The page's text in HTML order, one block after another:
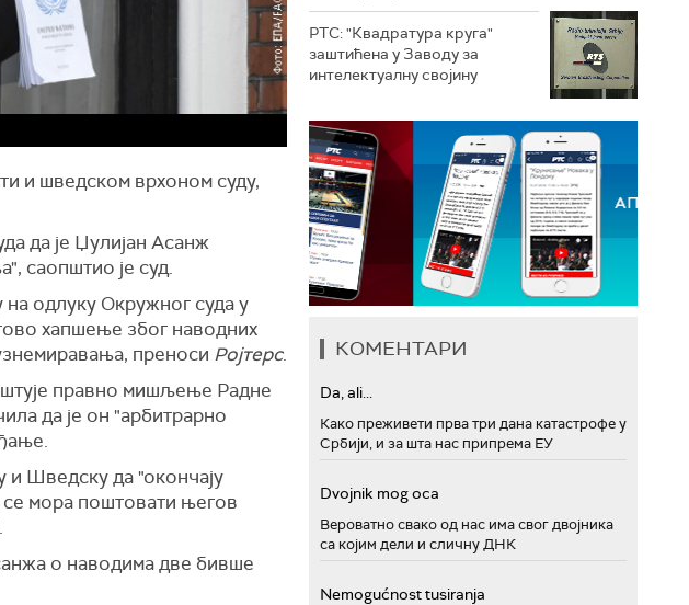
и шведском врхоном суду,
да је Џулијан Асанж
саопштио је суд.
одлуку Окружног суда у
хапшење због наводних
преноси Ројтерс.
правно мишљење Радне
да је он "арбитрарно
и Шведску да "окончају
мора поштовати његов
о наводима две бивше
РТС: "Квадратура круга"
заштићена у Заводу за
интелектуалну својину
КОМЕНТАРИ
Da, ali...
Како преживети прва три дана катастрофе у
Србији, и за шта нас припрема ЕУ
Dvojnik mog oca
Вероватно свако од нас има свог двојника
са којим дели и сличну ДНК
Nemogućnost tusiranja